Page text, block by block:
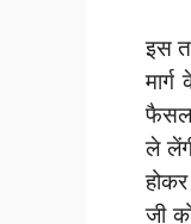
इस
ले
जी